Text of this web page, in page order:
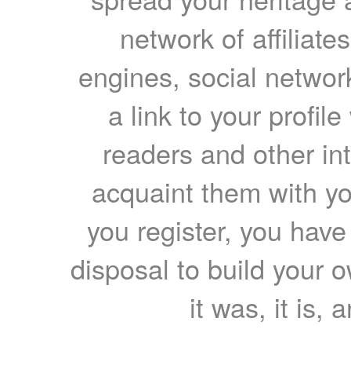
network of
engines, social
a link to your
readers and other
acquaint them with
you register, you
disposal to build your
it was, it is,